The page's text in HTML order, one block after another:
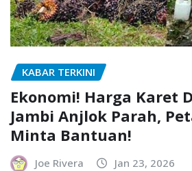
KABAR TERKINI
Ekonomi! Harga Karet
Jambi Anjlok Parah,
Minta Bantuan!
Joe Rivera Jan 23, 2026